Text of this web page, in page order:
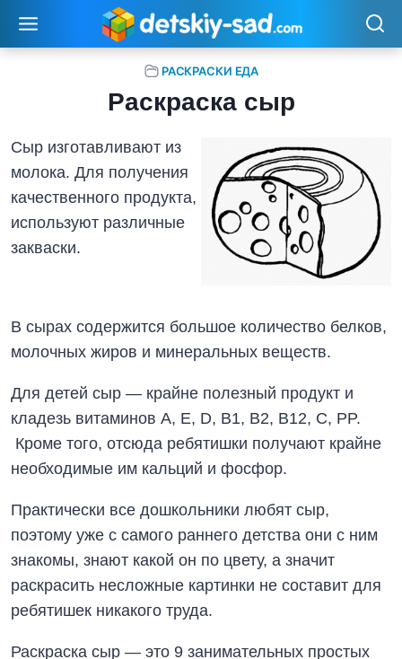
РАСКРАСКИ ЕДА
Раскраска сыр
Сыр изготавливают из
молока. Для получения
качественного продукта,
используют различные
закваски.
В сырах содержится большое количество белков,
молочных жиров и минеральных веществ.
Для детей сыр — крайне полезный продукт и
кладезь витаминов A, E, D, B1, B2, B12, C, PP.
Кроме того, отсюда ребятишки получают крайне
необходимые им кальций и фосфор.
Практически все дошкольники любят сыр,
поэтому уже с самого раннего детства они с ним
знакомы, знают какой он по цвету, а значит
раскрасить несложные картинки не составит для
ребятишек никакого труда.
Раскраска сыр — это 9 занимательных простых